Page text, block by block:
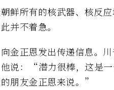
鲜所有的核武器、核反
并不着急。
金正恩发出传递信息。
说：“潜力很棒，这是一
朋友金正恩来说。”